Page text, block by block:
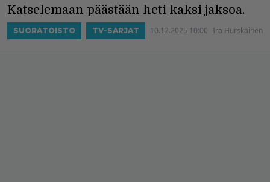
Katselemaan päästään heti kaksi jaksoa.
SUORATOISTO TV-SARJAT 10.12.2025 10:00 Ira Hurskainen